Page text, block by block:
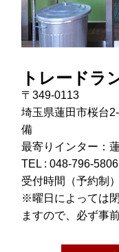
トレードラ
〒349-0113
埼玉県蓮田市桜台
備
最寄りインター：
TEL : 048-796-5806
受付時間（予約制
※曜日によっては
ますので、必ず事